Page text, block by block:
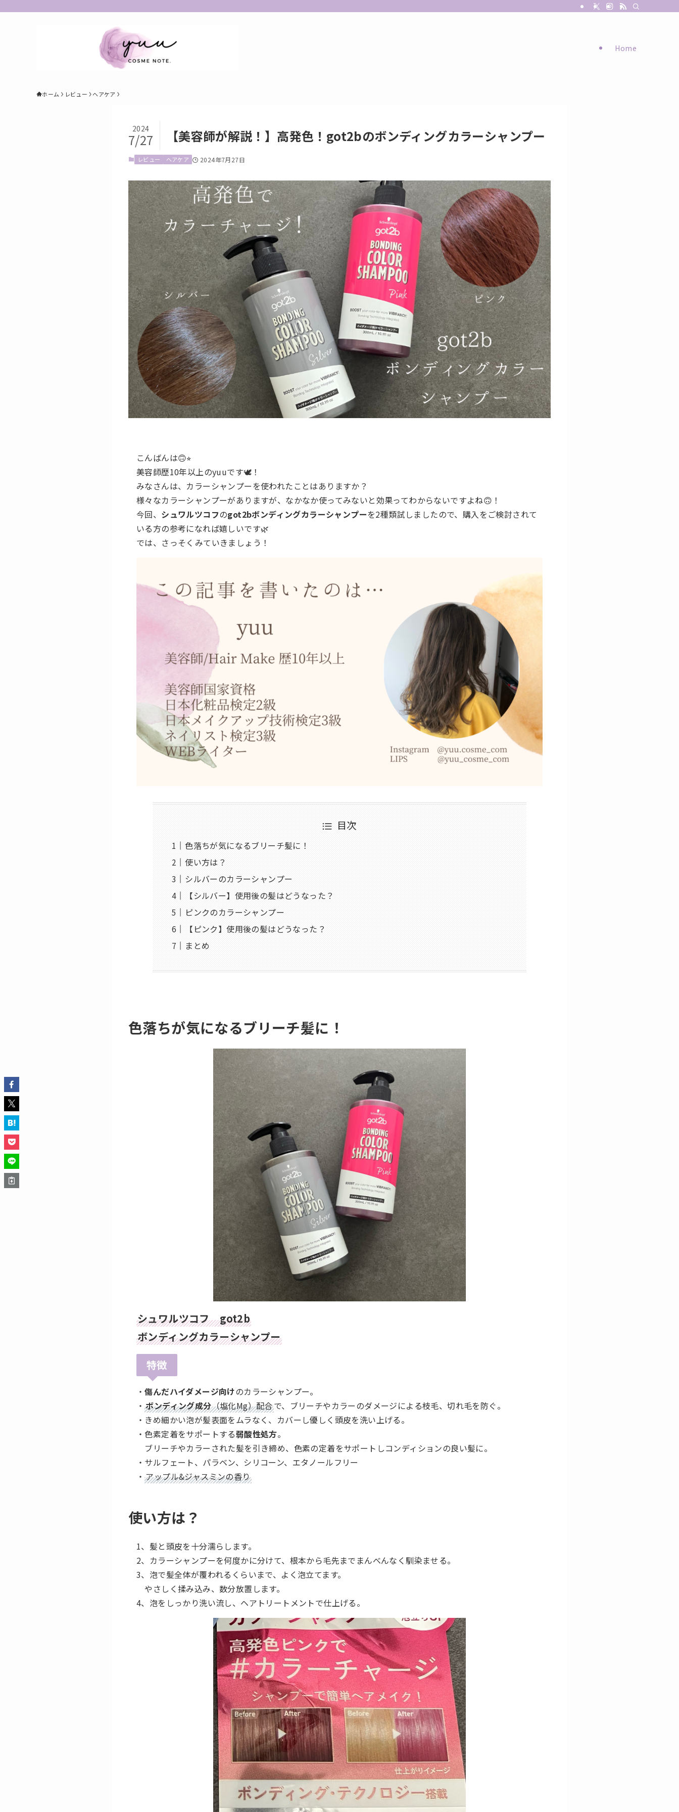
Home
ホーム レビュー ヘアケア
【美容師が解説！】高発色！got2bのボンディングカラーシャンプー
2024
7/27
レビュー ヘアケア 2024年7月27日
こんばんは🙃⭐︎
美容師歴10年以上のyuuです🕊️！
みなさんは、カラーシャンプーを使われたことはありますか？
様々なカラーシャンプーがありますが、なかなか使ってみないと効果ってわからないですよね🙃！
今回、 シュワルツコフのgot2bボンディングカラーシャンプーを2種類試しましたので、購入をご検討されて
いる方の参考になれば嬉しいです🌿
では、さっそくみていきましょう！
目次
色落ちが気になるブリーチ髪に！
使い方は？
シルバーのカラーシャンプー
【シルバー】使用後の髪はどうなった？
ピンクのカラーシャンプー
【ピンク】使用後の髪はどうなった？
まとめ
色落ちが気になるブリーチ髪に！
シュワルツコフ
got2b
ボンディングカラーシャンプー
特徴
・傷んだハイダメージ向けのカラーシャンプー。
・ボンディング成分（塩化Mg）配合で、ブリーチやカラーのダメージによる枝毛、切れ毛を防ぐ。
・きめ細かい泡が髪表面をムラなく、カバーし優しく頭皮を洗い上げる。
・色素定着をサポートする弱酸性処方。
ブリーチやカラーされた髪を引き締め、色素の定着をサポートしコンディションの良い髪に。
・サルフェート、パラベン、シリコーン、エタノールフリー
・アップル&ジャスミンの香り
使い方は？
1、髪と頭皮を十分濡らします。
2、カラーシャンプーを何度かに分けて、根本から毛先までまんべんなく馴染ませる。
3、泡で髪全体が覆われるくらいまで、よく泡立てます。
やさしく揉み込み、数分放置します。
4、泡をしっかり洗い流し、ヘアトリートメントで仕上げる。